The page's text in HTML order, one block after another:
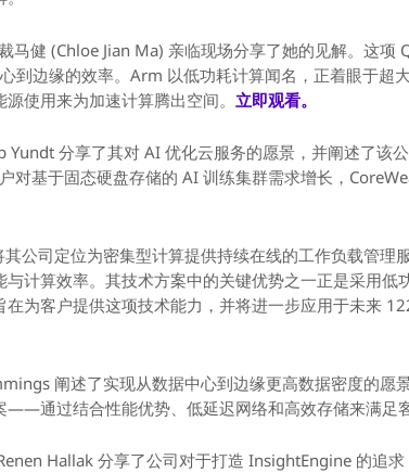
马健 (Chloe Jian Ma) 亲临现场分享了她的见解。这项
到边缘的效率。Arm 以低功耗计算闻名，正着眼于超
使用来为加速计算腾出空间。 立即观看。
Yundt 分享了其对 AI 优化云服务的愿景，并阐述了该
对基于固态硬盘存储的 AI 训练集群需求增长，
公司定位为密集型计算提供持续在线的工作负载管理
计算效率。其技术方案中的关键优势之一正是采用低
为客户提供这项技术能力，并将进一步应用于未来
阐述了实现从数据中心到边缘更高数据密度的愿
通过结合性能优势、低延迟网络和高效存储来满足客
Hallak 分享了公司对于打造 InsightEngine 的追